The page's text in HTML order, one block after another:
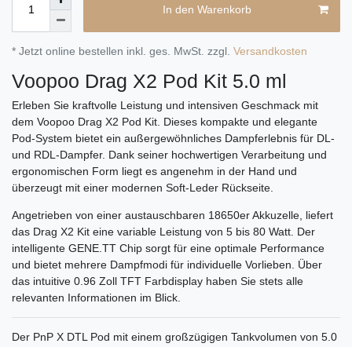
In den Warenkorb
* Jetzt online bestellen inkl. ges. MwSt. zzgl. Versandkosten
Voopoo Drag X2 Pod Kit 5.0 ml
Erleben Sie kraftvolle Leistung und intensiven Geschmack mit
dem Voopoo Drag X2 Pod Kit. Dieses kompakte und elegante
Pod-System bietet ein außergewöhnliches Dampferlebnis für DL-
und RDL-Dampfer. Dank seiner hochwertigen Verarbeitung und
ergonomischen Form liegt es angenehm in der Hand und
überzeugt mit einer modernen Soft-Leder Rückseite.
Angetrieben von einer austauschbaren 18650er Akkuzelle, liefert
das Drag X2 Kit eine variable Leistung von 5 bis 80 Watt. Der
intelligente GENE.TT Chip sorgt für eine optimale Performance
und bietet mehrere Dampfmodi für individuelle Vorlieben. Über
das intuitive 0.96 Zoll TFT Farbdisplay haben Sie stets alle
relevanten Informationen im Blick.
Der PnP X DTL Pod mit einem großzügigen Tankvolumen von 5.0